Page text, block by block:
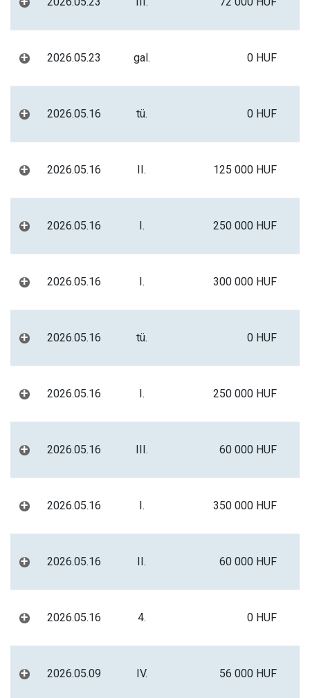
+ 2026.05.23 gal. 0 HUF
+ 2026.05.16 tü. 0 HUF
+ 2026.05.16 II. 125 000 HUF
+ 2026.05.16 I. 250 000 HUF
+ 2026.05.16 I. 300 000 HUF
+ 2026.05.16 tü. 0 HUF
+ 2026.05.16 I. 250 000 HUF
+ 2026.05.16 III. 60 000 HUF
+ 2026.05.16 I. 350 000 HUF
+ 2026.05.16 II. 60 000 HUF
+ 2026.05.16 4. 0 HUF
+ 2026.05.09 IV. 56 000 HUF